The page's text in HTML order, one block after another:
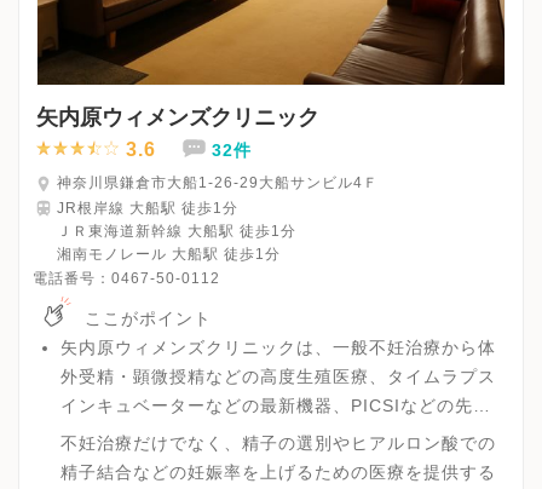
矢内原ウィメンズクリニック
3.6 32件
神奈川県鎌倉市大船1-26-29大船サンビル4Ｆ
JR根岸線 大船駅 徒歩1分
ＪＲ東海道新幹線 大船駅 徒歩1分
湘南モノレール 大船駅 徒歩1分
電話番号： 0467-50-0112
ここがポイント
矢内原ウィメンズクリニックは、一般不妊治療から体
外受精・顕微授精などの高度生殖医療、タイムラプス
インキュベーターなどの最新機器、PICSIなどの先端
医療を提供しています。
不妊治療だけでなく、精子の選別やヒアルロン酸での
精子結合などの妊娠率を上げるための医療を提供する